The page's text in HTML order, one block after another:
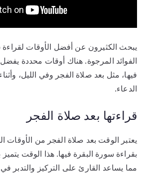
يبحث الكثيرون عن أفضل الأوقات لقراءة
الفوائد المرجوة. هناك أوقات محددة
فيها، مثل بعد صلاة الفجر وفي الليل،
الدعاء.
قراءتها بعد صلاة الفجر
يعتبر الوقت بعد صلاة الفجر من الأوقات
بقراءة سورة البقرة فيها. هذا الوقت يتميز
مما يساعد القارئ على التركيز والتدبر